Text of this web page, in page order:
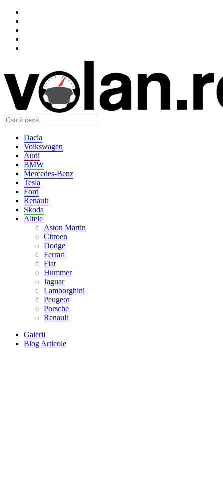
Dacia
Volkswagen
Audi
BMW
Mercedes-Benz
Tesla
Ford
Renault
Skoda
Altele
Aston Martin
Citroen
Dodge
Ferrari
Fiat
Hummer
Jaguar
Lamborghini
Peugeot
Porsche
Renault
Galerii
Blog Articole